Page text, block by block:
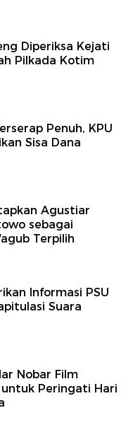
Diperiksa Kejati
Pilkada Kotim
Penuh, KPU
Sisa Dana
Agustiar
sebagai
Terpilih
Informasi PSU
Suara
Nobar Film
untuk Peringati Hari